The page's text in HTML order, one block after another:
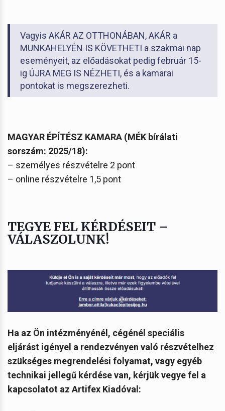
Vagyis AKÁR AZ OTTHONÁBAN, AKÁR a
MUNKAHELYÉN IS KÖVETHETI a szakmai nap
eseményeit, az előadásokat pedig február 15-
ig ÚJRA MEG IS NÉZHETI, és a kamarai
pontokat is megszerezheti.
MAGYAR ÉPÍTÉSZ KAMARA (MÉK bírálati
sorszám: 2025/18):
– személyes részvételre 2 pont
– online részvételre 1,5 pont
TEGYE FEL KÉRDÉSEIT –
VÁLASZOLUNK!
Ha az Ön intézményénél, cégénél speciális
eljárást igényel a rendezvényen való részvételhez
szükséges megrendelési folyamat, vagy egyéb
technikai jellegű kérdése van, kérjük vegye fel a
kapcsolatot az Artifex Kiadóval: